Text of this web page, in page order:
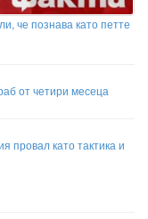
че познава като петте
от четири месеца
провал като тактика и